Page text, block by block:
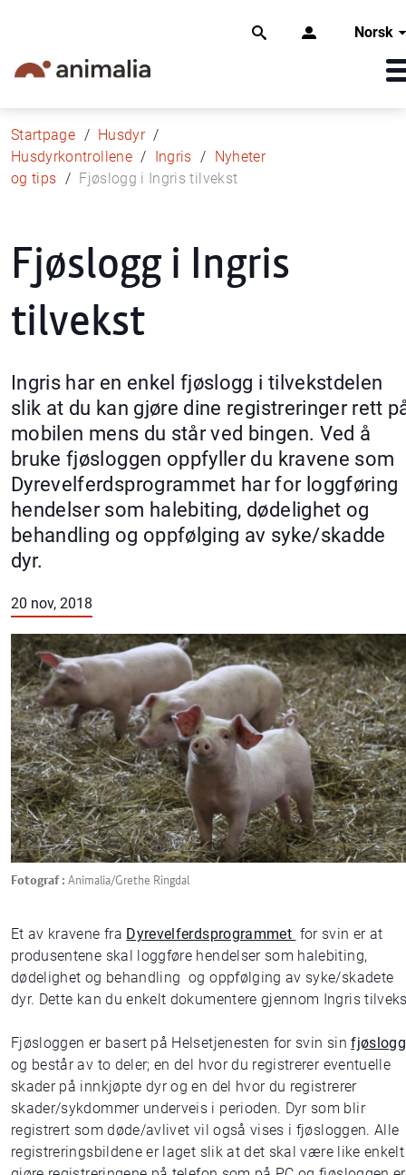
Norsk
Startpage
Husdyr
Husdyrkontrollene
Ingris
Nyheter
og tips
Fjøslogg i Ingris tilvekst
Fjøslogg i Ingris
tilvekst
Ingris har en enkel fjøslogg i tilvekstdelen
slik at du kan gjøre dine registreringer rett
mobilen mens du står ved bingen. Ved å
bruke fjøsloggen oppfyller du kravene som
Dyrevelferdsprogrammet har for loggføring
hendelser som halebiting, dødelighet og
behandling og oppfølging av syke/skadde
dyr.
20 nov, 2018
Fotograf : Animalia/Grethe Ringdal
Et av kravene fra Dyrevelferdsprogrammet for svin er at
produsentene skal loggføre hendelser som halebiting,
dødelighet og behandling og oppfølging av syke/skadete
dyr. Dette kan du enkelt dokumentere gjennom Ingris
Fjøsloggen er basert på Helsetjenesten for svin sinfjøslogg
og består av to deler; en del hvor du registrerer eventuelle
skader på innkjøpte dyr og en del hvor du registrerer
skader/sykdommer underveis i perioden. Dyr som blir
registrert som døde/avlivet vil også vises i fjøsloggen. Alle
registreringsbildene er laget slik at det skal være like